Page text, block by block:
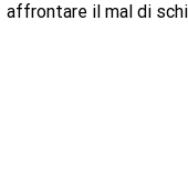
affrontare il mal di